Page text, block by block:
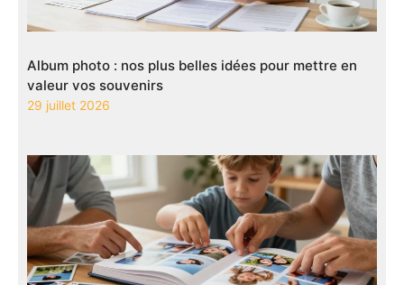
Album photo : nos plus belles idées pour mettre en
valeur vos souvenirs
29 juillet 2026